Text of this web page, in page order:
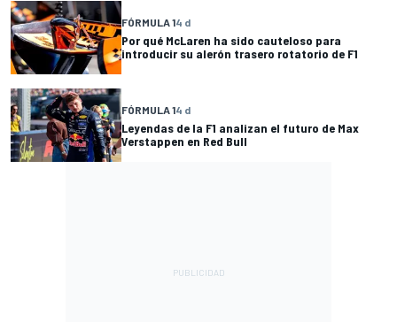
FÓRMULA 14 d
Por qué McLaren ha sido cauteloso para
introducir su alerón trasero rotatorio de F1
FÓRMULA 14 d
Leyendas de la F1 analizan el futuro de Max
Verstappen en Red Bull